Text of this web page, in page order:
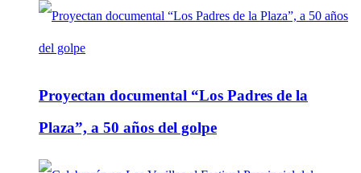
Proyectan documental “Los Padres de la
Plaza”, a 50 años del golpe